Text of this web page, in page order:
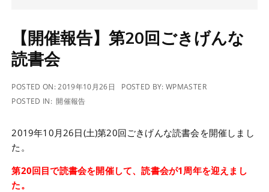
【開催報告】第20回ごきげんな
読書会
POSTED ON:2019年10月26日 POSTED BY:WPMASTER
POSTED IN: 開催報告
2019年10月26日(土)第20回ごきげんな読書会を開催しまし
た。
第20回目で読書会を開催して、読書会が1周年を迎えまし
た。